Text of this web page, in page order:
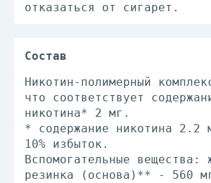
отказаться от сигарет.
Состав
Никотин-полимерный
что соответствует
никотина* 2 мг.
* содержание никотина 2.2
10% избыток.
Вспомогательные вещества:
резинка (основа)** - 560